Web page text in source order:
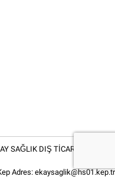
SAĞLIK DIŞ TİCARET LİMİTED
Adres: ekaysaglik@hs01.kep.tr